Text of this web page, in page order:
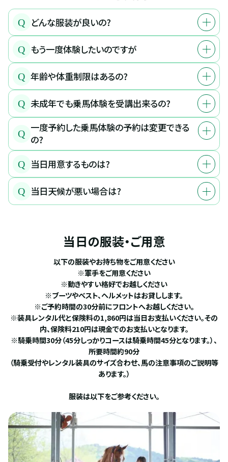
Q どんな服装が良いの?
Q もう一度体験したいのですが
Q 年齢や体重制限はあるの?
Q 未成年でも乗馬体験を受講出来るの?
Q 一度予約した乗馬体験の予約は変更できる
の?
Q 当日用意するものは?
Q 当日天候が悪い場合は?
当日の服装・ご用意
以下の服装やお持ち物をご用意ください
※軍手をご用意ください
※動きやすい格好でお越しください
※ブーツやベスト、ヘルメットはお貸しします。
※ご予約時間の30分前にフロントへお越しください。
※装具レンタル代と保険料の1,860円は当日お支払いください。その
内、保険料210円は現金でのお支払いとなります。
※騎乗時間30分（45分しっかりコースは騎乗時間45分となります。）、
所要時間約90分
（騎乗受付やレンタル装具のサイズ合わせ、馬の注意事項のご説明等
あります。）
服装は以下をご参考ください。